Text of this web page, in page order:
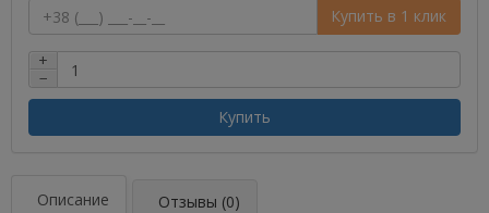
Купить в 1 клик
+
−
Купить
Описание Отзывы (0)